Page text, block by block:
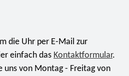
die Uhr per E-Mail zur
einfach das Kontaktformular.
uns von Montag - Freitag von